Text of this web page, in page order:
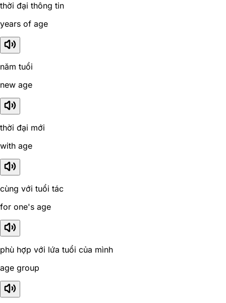
thời đại thông tin
years of age
năm tuổi
new age
thời đại mới
with age
cùng với tuổi tác
for one's age
phù hợp với lứa tuổi của mình
age group